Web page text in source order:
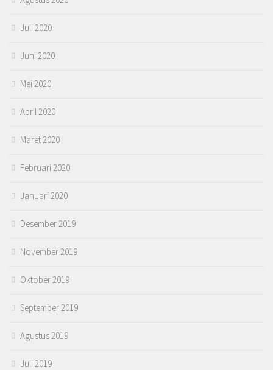
Juli 2020
Juni 2020
Mei 2020
April 2020
Maret 2020
Februari 2020
Januari 2020
Desember 2019
November 2019
Oktober 2019
September 2019
Agustus 2019
Juli 2019